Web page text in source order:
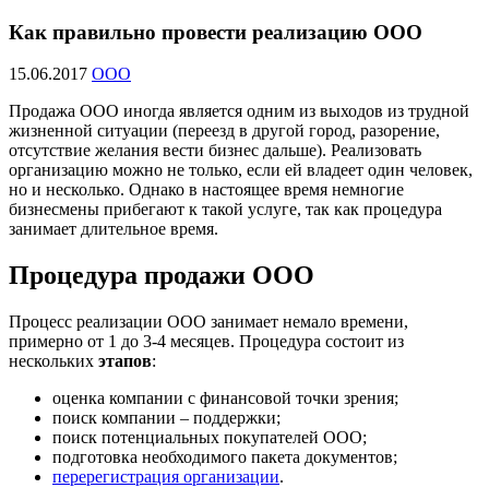
Как правильно провести реализацию ООО
15.06.2017 ООО
Продажа ООО иногда является одним из выходов из трудной
жизненной ситуации (переезд в другой город, разорение,
отсутствие желания вести бизнес дальше). Реализовать
организацию можно не только, если ей владеет один человек,
но и несколько. Однако в настоящее время немногие
бизнесмены прибегают к такой услуге, так как процедура
занимает длительное время.
Процедура продажи ООО
Процесс реализации ООО занимает немало времени,
примерно от 1 до 3-4 месяцев. Процедура состоит из
нескольких этапов:
оценка компании с финансовой точки зрения;
поиск компании – поддержки;
поиск потенциальных покупателей ООО;
подготовка необходимого пакета документов;
перерегистрация организации.